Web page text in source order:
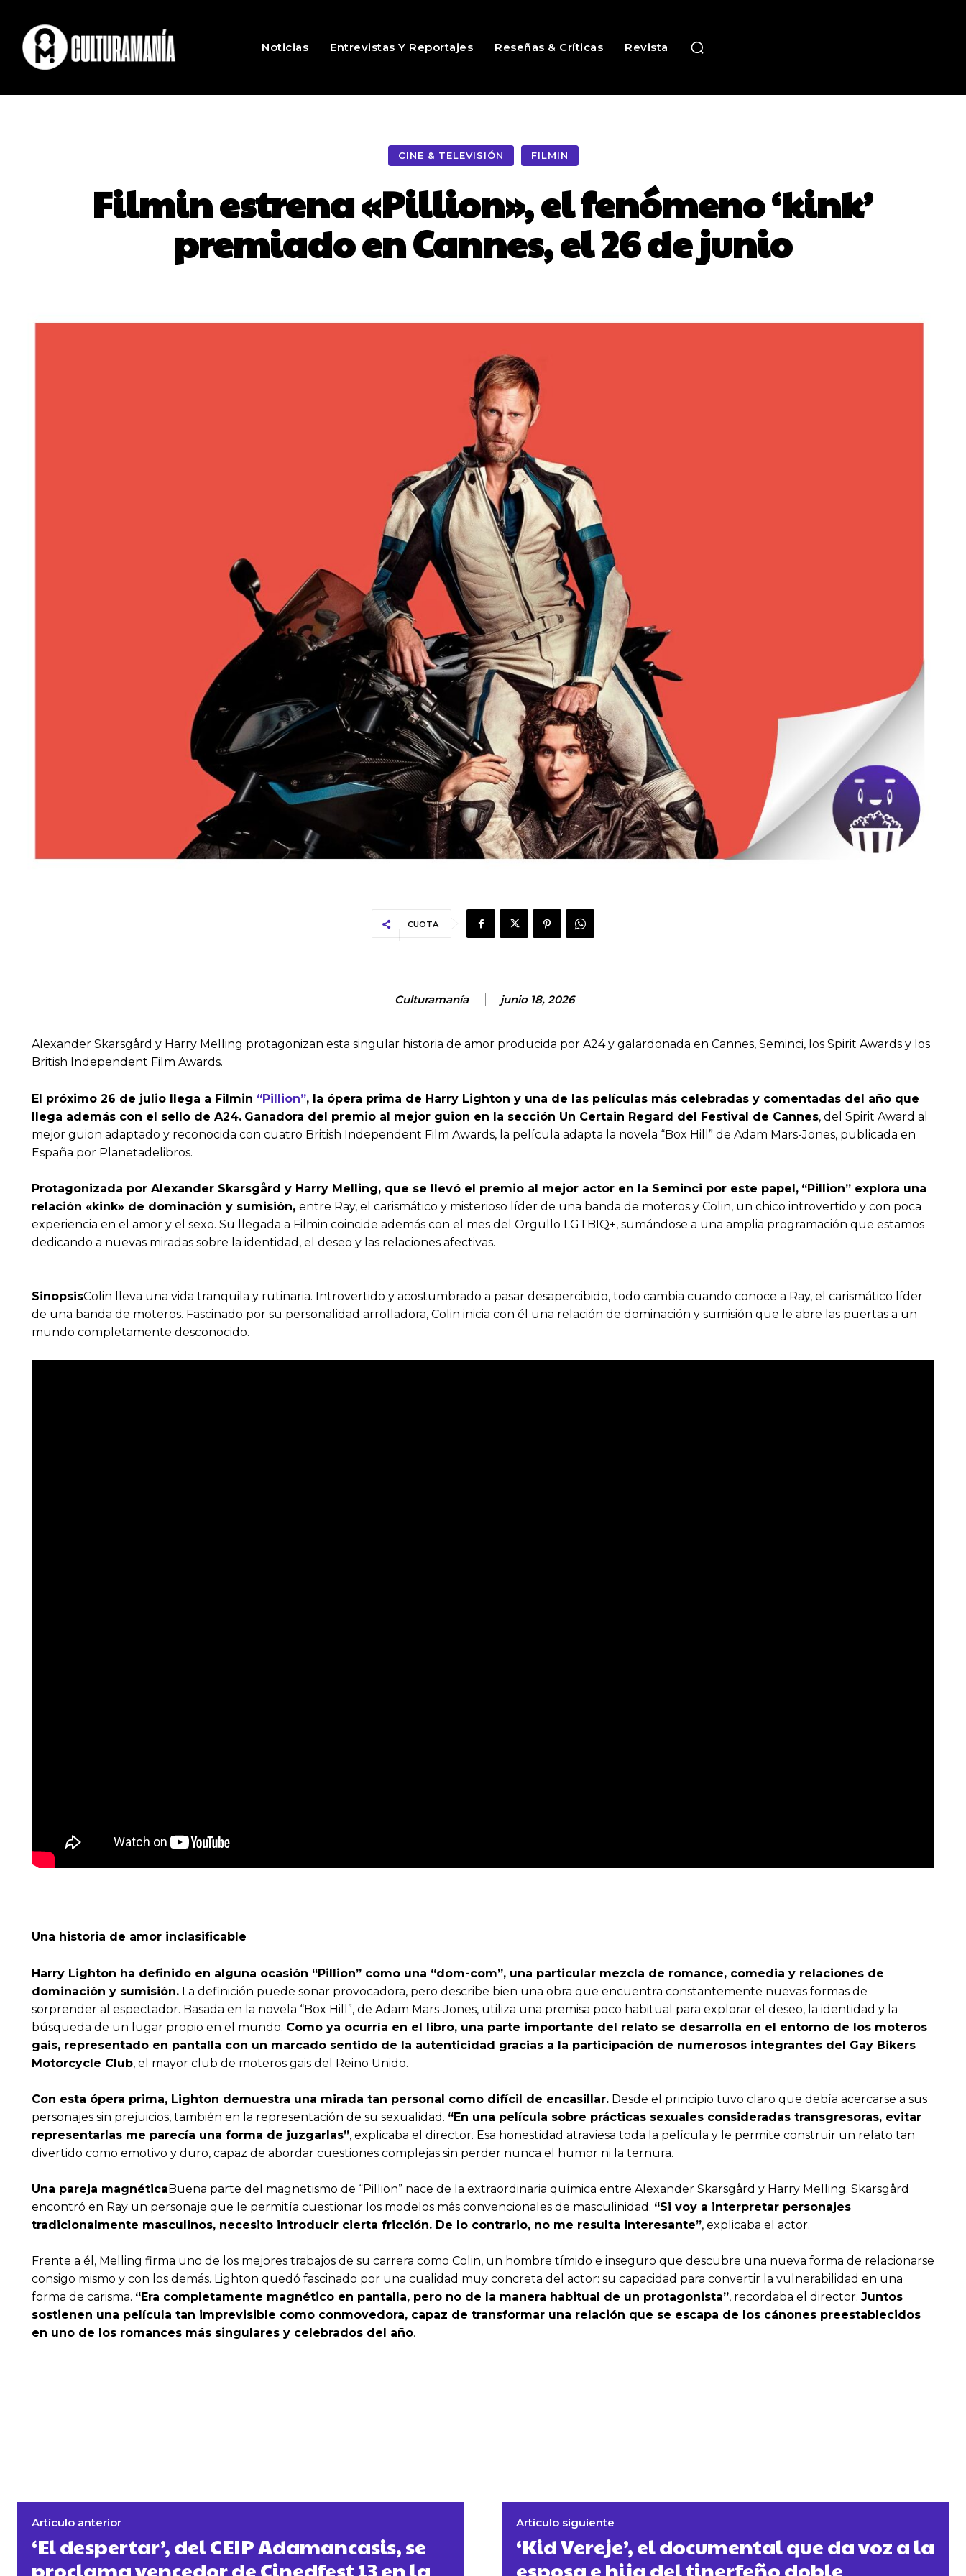
Noticias Entrevistas Y Reportajes Reseñas & Críticas Revista
CINE & TELEVISIÓN FILMIN
Filmin estrena «Pillion», el fenómeno ‘kink’
premiado en Cannes, el 26 de junio
CUOTA
Culturamanía junio 18, 2026
Alexander Skarsgård y Harry Melling protagonizan esta singular historia de amor producida por A24 y galardonada en Cannes, Seminci, los Spirit Awards y los
British Independent Film Awards.
El próximo 26 de julio llega a Filmin “Pillion”, la ópera prima de Harry Lighton y una de las películas más celebradas y comentadas del año que
llega además con el sello de A24. Ganadora del premio al mejor guion en la sección Un Certain Regard del Festival de Cannes, del Spirit Award al
mejor guion adaptado y reconocida con cuatro British Independent Film Awards, la película adapta la novela “Box Hill” de Adam Mars-Jones, publicada en
España por Planetadelibros.
Protagonizada por Alexander Skarsgård y Harry Melling, que se llevó el premio al mejor actor en la Seminci por este papel, “Pillion” explora una
relación «kink» de dominación y sumisión, entre Ray, el carismático y misterioso líder de una banda de moteros y Colin, un chico introvertido y con poca
experiencia en el amor y el sexo. Su llegada a Filmin coincide además con el mes del Orgullo LGTBIQ+, sumándose a una amplia programación que estamos
dedicando a nuevas miradas sobre la identidad, el deseo y las relaciones afectivas.
SinopsisColin lleva una vida tranquila y rutinaria. Introvertido y acostumbrado a pasar desapercibido, todo cambia cuando conoce a Ray, el carismático líder
de una banda de moteros. Fascinado por su personalidad arrolladora, Colin inicia con él una relación de dominación y sumisión que le abre las puertas a un
mundo completamente desconocido.
Una historia de amor inclasificable
Harry Lighton ha definido en alguna ocasión “Pillion” como una “dom-com”, una particular mezcla de romance, comedia y relaciones de
dominación y sumisión. La definición puede sonar provocadora, pero describe bien una obra que encuentra constantemente nuevas formas de
sorprender al espectador. Basada en la novela “Box Hill”, de Adam Mars-Jones, utiliza una premisa poco habitual para explorar el deseo, la identidad y la
búsqueda de un lugar propio en el mundo. Como ya ocurría en el libro, una parte importante del relato se desarrolla en el entorno de los moteros
gais, representado en pantalla con un marcado sentido de la autenticidad gracias a la participación de numerosos integrantes del Gay Bikers
Motorcycle Club, el mayor club de moteros gais del Reino Unido.
Con esta ópera prima, Lighton demuestra una mirada tan personal como difícil de encasillar. Desde el principio tuvo claro que debía acercarse a sus
personajes sin prejuicios, también en la representación de su sexualidad. “En una película sobre prácticas sexuales consideradas transgresoras, evitar
representarlas me parecía una forma de juzgarlas”, explicaba el director. Esa honestidad atraviesa toda la película y le permite construir un relato tan
divertido como emotivo y duro, capaz de abordar cuestiones complejas sin perder nunca el humor ni la ternura.
Una pareja magnéticaBuena parte del magnetismo de “Pillion” nace de la extraordinaria química entre Alexander Skarsgård y Harry Melling. Skarsgård
encontró en Ray un personaje que le permitía cuestionar los modelos más convencionales de masculinidad. “Si voy a interpretar personajes
tradicionalmente masculinos, necesito introducir cierta fricción. De lo contrario, no me resulta interesante”, explicaba el actor.
Frente a él, Melling firma uno de los mejores trabajos de su carrera como Colin, un hombre tímido e inseguro que descubre una nueva forma de relacionarse
consigo mismo y con los demás. Lighton quedó fascinado por una cualidad muy concreta del actor: su capacidad para convertir la vulnerabilidad en una
forma de carisma. “Era completamente magnético en pantalla, pero no de la manera habitual de un protagonista”, recordaba el director. Juntos
sostienen una película tan imprevisible como conmovedora, capaz de transformar una relación que se escapa de los cánones preestablecidos
en uno de los romances más singulares y celebrados del año.
Artículo anterior
‘El despertar’, del CEIP Adamancasis, se
proclama vencedor de Cinedfest 13 en la
Artículo siguiente
‘Kid Vereje’, el documental que da voz a la
esposa e hija del tinerfeño doble